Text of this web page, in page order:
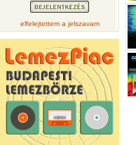
elfelejtettem a jelszavam